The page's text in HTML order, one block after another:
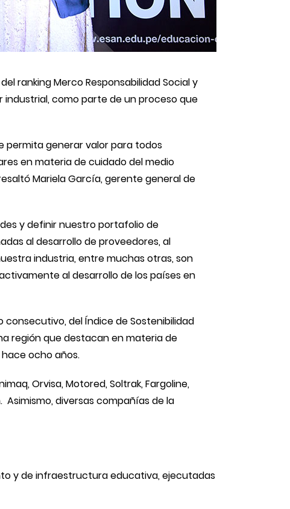
ranking Merco Responsabilidad Social y
como parte de un proceso que
permita generar valor para todos
en materia de cuidado del medio
Mariela García, gerente general de
y definir nuestro portafolio de
al desarrollo de proveedores, al
industria, entre muchas otras, son
al desarrollo de los países en
del Índice de Sostenibilidad
región que destacan en materia de
hace ocho años.
Orvisa, Motored, Soltrak, Fargoline,
Asimismo, diversas compañías de la
y de infraestructura educativa, ejecutadas